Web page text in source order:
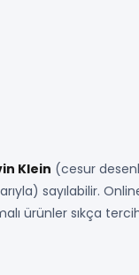
Klein (cesur
sayılabilir.
ürünler sıkça